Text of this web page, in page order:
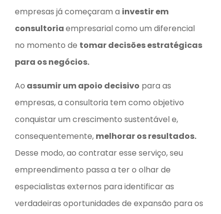
empresas já começaram a investir em
consultoriaempresarial como um diferencial
no momento de tomar decisões estratégicas
para os negócios.
Ao assumir um apoio decisivo para as
empresas, a consultoria tem como objetivo
conquistar um crescimento sustentável e,
consequentemente, melhorar os resultados.
Desse modo, ao contratar esse serviço, seu
empreendimento passa a ter o olhar de
especialistas externos para identificar as
verdadeiras oportunidades de expansão para os